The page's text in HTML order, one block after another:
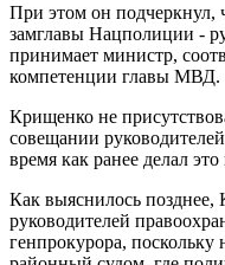
При этом он подчеркнул,
замглавы Нацполиции -
принимает министр,
компетенции главы МВД.
Крищенко не
совещании
время как ранее делал
Как выяснилось
руководителей
генпрокурора,